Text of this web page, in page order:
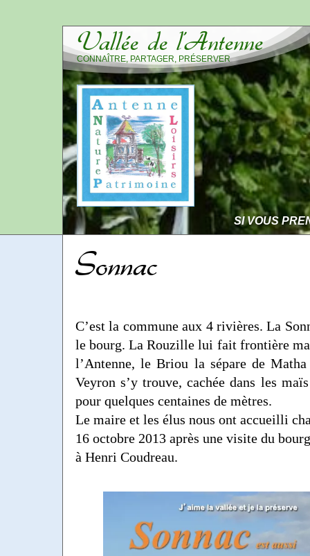
Vallée de l’Antenne
CONNAÎTRE, PARTAGER, PRÉSERVER
SI VOUS
Sonnac
C’est la commune aux 4 rivières. La
le bourg. La Rouzille lui fait frontière
l’Antenne, le Briou la sépare de
Veyron s’y trouve, cachée dans les
pour quelques centaines de mètres.
Le maire et les élus nous ont accueilli
16 octobre 2013 après une visite du
à Henri Coudreau.